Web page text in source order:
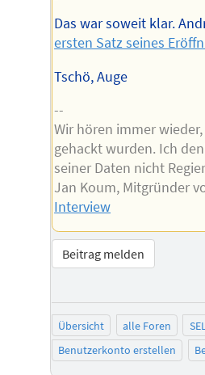
Das war soweit klar.
ersten Satz seines
Tschö, Auge
--
Wir hören immer
gehackt wurden. Ich
seiner Daten nicht
Jan Koum, Mitgründer
Interview
Beitrag melden
Übersicht alle Foren
Benutzerkonto erstellen